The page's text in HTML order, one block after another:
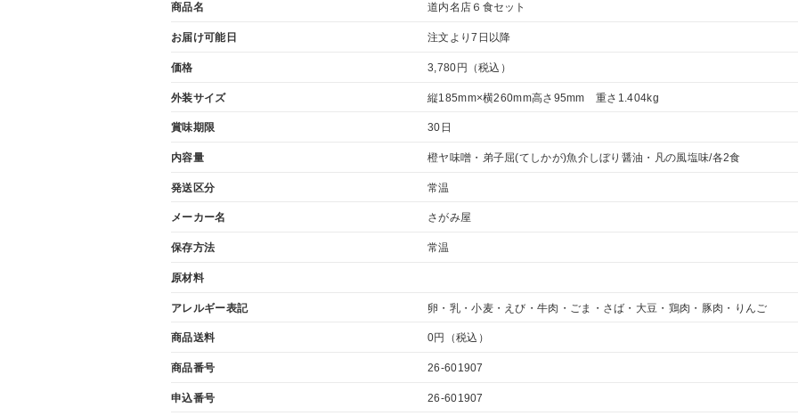
商品名 道内名店６食セット
お届け可能日 注文より7日以降
価格 3,780円 （税込）
外装サイズ 縦185mm×横260mm高さ95mm 重さ1.404kg
賞味期限 30日
内容量 橙ヤ味噌・弟子屈(てしかが)魚介しぼり醤油・凡の風塩味/各2食
発送区分 常温
メーカー名 さがみ屋
保存方法 常温
原材料
アレルギー表記 卵・乳・小麦・えび・牛肉・ごま・さば・大豆・鶏肉・豚肉・りんご
商品送料 0円（税込）
商品番号 26-601907
申込番号 26-601907